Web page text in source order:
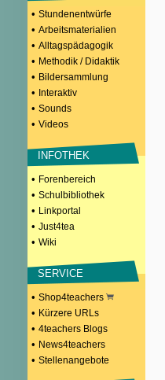
• Stundenentwürfe
• Arbeitsmaterialien
• Alltagspädagogik
• Methodik / Didaktik
• Bildersammlung
• Interaktiv
• Sounds
• Videos
INFOTHEK
• Forenbereich
• Schulbibliothek
• Linkportal
• Just4tea
• Wiki
SERVICE
• Shop4teachers
• Kürzere URLs
• 4teachers Blogs
• News4teachers
• Stellenangebote